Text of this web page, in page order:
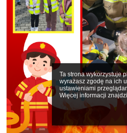
Ta strona wykorzystuje
wyrażasz zgodę na ich
ustawieniami
Więcej informacji